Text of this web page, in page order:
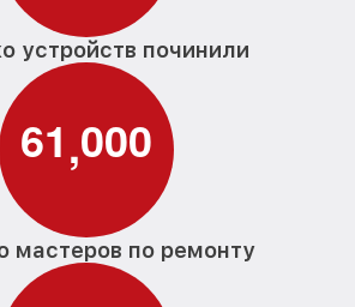
устройств починили
61,000
мастеров по ремонту